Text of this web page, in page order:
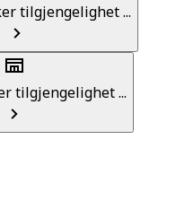
tilgjengelighet ...
tilgjengelighet ...